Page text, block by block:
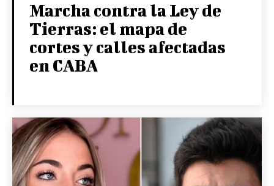
Marcha contra la Ley de
Tierras: el mapa de
cortes y calles afectadas
en CABA